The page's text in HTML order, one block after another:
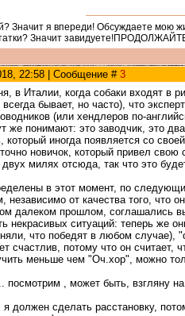
Значит я впереди! Обсуждаете мою
Значит
22:58 | Сообщение #3
в Италии, когда собаки входят в
бывает, но часто), что
(или хендлеров по-
же понимают: это заводчик, это
иногда появляется со
новичок, который привел свою
милях отсюда, так что это
в этот момент, по
независимо от качества того, что
далеком прошлом, соглашались
некрасивых ситуаций: теперь же
что победят в любом случае),
счастлив, потому что он считает,
меньше чем "Оч.хор", можно
, может быть, взгляну на
должен сделать расстановку,